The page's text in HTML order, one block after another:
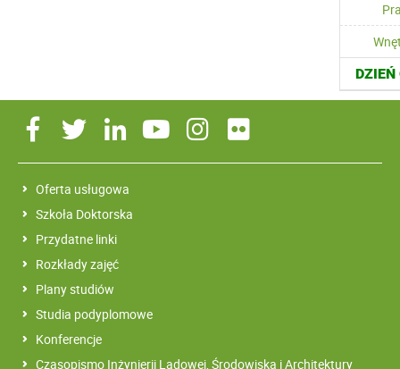
DZIEŃ
Oferta usługowa
Szkoła Doktorska
Przydatne linki
Rozkłady zajęć
Plany studiów
Studia podyplomowe
Konferencje
Czasopismo Inżynierii Lądowej, Środowiska i Architektury